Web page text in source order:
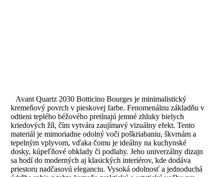
Avant Quartz 2030 Botticino Bourges je minimalistický
kremeňový povrch v pieskovej farbe. Fenomenálnu základňu v
odtieni teplého béžového pretínajú jemné zhluky bielych
kriedových žíl, čím vytvára zaujímavý vizuálny efekt. Tento
materiál je mimoriadne odolný voči poškriabaniu, škvrnám a
tepelným vplyvom, vďaka čomu je ideálny na kuchynské
dosky, kúpeľňové obklady či podlahy. Jeho univerzálny dizajn
sa hodí do moderných aj klasických interiérov, kde dodáva
priestoru nadčasovú eleganciu. Vysoká odolnosť a jednoduchá